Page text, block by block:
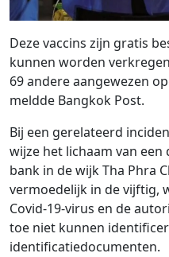
Deze vaccins zijn gratis
kunnen worden
69 andere aangewezen
meldde Bangkok Post.
Bij een gerelateerd
wijze het lichaam van
bank in de wijk Tha Phra
vermoedelijk in de vijftig,
Covid-19-virus en de
toe niet kunnen
identificatiedocumenten.